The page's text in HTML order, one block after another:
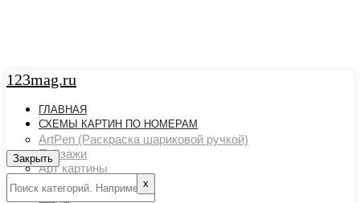
123mag.ru
ГЛАВНАЯ
СХЕМЫ КАРТИН ПО НОМЕРАМ
ArtPen (Раскраска шариковой ручкой)
Пейзажи
Арт картины
Животный мир
Закрыть
х